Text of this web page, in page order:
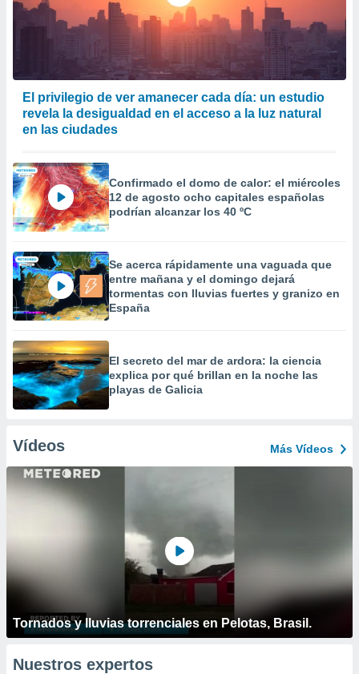
El privilegio de ver amanecer cada día: un estudio
revela la desigualdad en el acceso a la luz natural
en las ciudades
Confirmado el domo de calor: el miércoles
12 de agosto ocho capitales españolas
podrían alcanzar los 40 ºC
Se acerca rápidamente una vaguada que
entre mañana y el domingo dejará
tormentas con lluvias fuertes y granizo en
España
El secreto del mar de ardora: la ciencia
explica por qué brillan en la noche las
playas de Galicia
Vídeos Más Vídeos
Tornados y lluvias torrenciales en Pelotas, Brasil.
Nuestros expertos